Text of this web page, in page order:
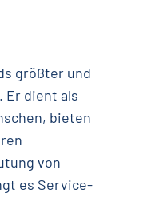
größter und
Er dient als
bieten
von
es Service-